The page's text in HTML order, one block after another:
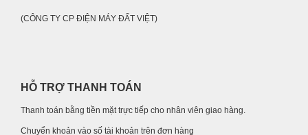
(CÔNG TY CP ĐIỆN MÁY ĐẤT VIỆT)
HỖ TRỢ THANH TOÁN
Thanh toán bằng tiền mặt trực tiếp cho nhân viên giao hàng.
Chuyển khoản vào số tài khoản trên đơn hàng